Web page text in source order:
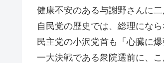
健康不安のある与謝野さんに
自民党の歴史では、総理にな
民主党の小沢党首も「心臓に
一大決戦である衆院選前に、